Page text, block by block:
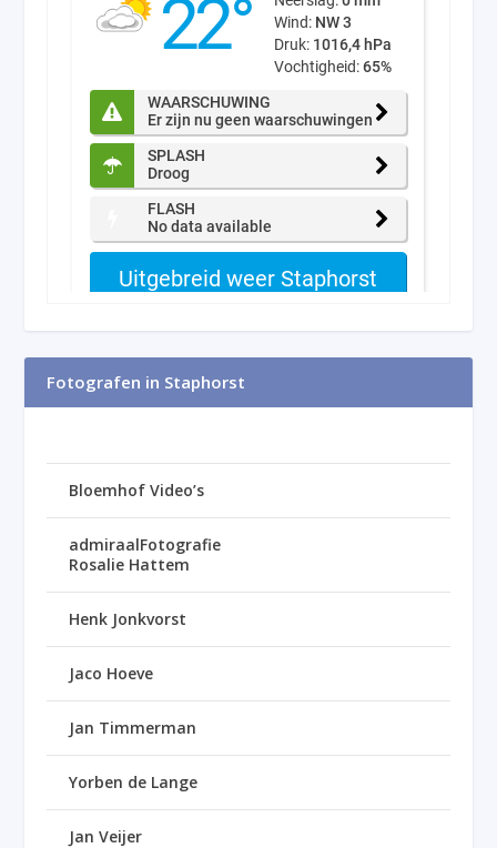
Fotografen in Staphorst
Bloemhof Video’s
admiraalFotografie
Rosalie Hattem
Henk Jonkvorst
Jaco Hoeve
Jan Timmerman
Yorben de Lange
Jan Veijer